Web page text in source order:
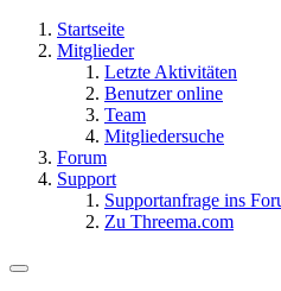
Startseite
Mitglieder
Letzte Aktivitäten
Benutzer online
Team
Mitgliedersuche
Forum
Support
Supportanfrage ins
Zu Threema.com